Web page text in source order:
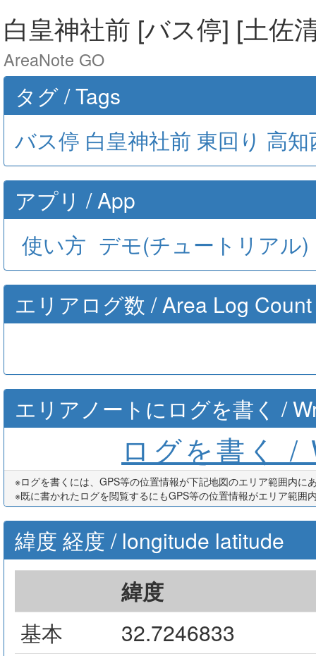
白皇神社前 [バス停] [土佐
AreaNote GO
タグ / Tags
バス停 白皇神社前 東回り 高知
アプリ / App
使い方 デモ(チュートリアル)
エリアログ数 / Area Log Count
エリアノートにログを書く /
ログを書く
※ログを書くには、GPS等の位置情報が下記地図のエリア範囲内に
※既に書かれたログを閲覧するにもGPS等の位置情報がエリア範囲
緯度 経度 / longitude latitude
緯度
基本
32.7246833